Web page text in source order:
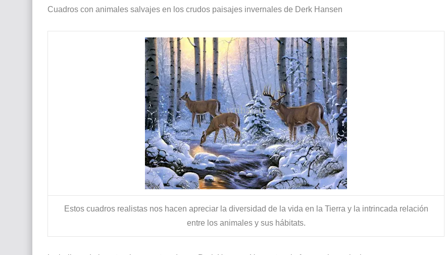
Cuadros con animales salvajes en los crudos paisajes invernales de Derk Hansen
Estos cuadros realistas nos hacen apreciar la diversidad de la vida en la Tierra y la intrincada relación
entre los animales y sus hábitats.